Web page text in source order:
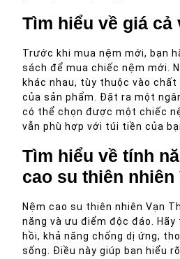
Tìm hiểu về giá cả
Trước khi mua nệm mới, bạn
sách để mua chiếc nệm mới.
khác nhau, tùy thuộc vào
của sản phẩm. Đặt ra một
có thể chọn được một chiếc
vẫn phù hợp với túi tiền của
Tìm hiểu về tính
cao su thiên nhiên
Nệm cao su thiên nhiên Vạn
năng và ưu điểm độc đáo.
hồi, khả năng chống dị ứng,
sống. Điều này giúp bạn hiểu